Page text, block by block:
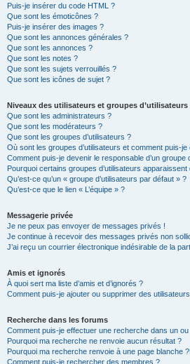
Puis-je insérer du code HTML ?
Que sont les émoticônes ?
Puis-je insérer des images ?
Que sont les annonces générales ?
Que sont les annonces ?
Que sont les notes ?
Que sont les sujets verrouillés ?
Que sont les icônes de sujet ?
Niveaux des utilisateurs et groupes d’utilisateurs
Que sont les administrateurs ?
Que sont les modérateurs ?
Que sont les groupes d’utilisateurs ?
Où sont les groupes d’utilisateurs et comment puis-je
Comment puis-je devenir le responsable d’un groupe
Pourquoi certains groupes d’utilisateurs
Qu’est-ce qu’un « groupe d’utilisateurs par défaut » ?
Qu’est-ce que le lien « L’équipe » ?
Messagerie privée
Je ne peux pas envoyer de messages privés !
Je continue à recevoir des messages privés non
J’ai reçu un courrier électronique indésirable de la
Amis et ignorés
À quoi sert ma liste d’amis et d’ignorés ?
Comment puis-je ajouter ou supprimer des utilisateurs
Recherche dans les forums
Comment puis-je effectuer une recherche dans un
Pourquoi ma recherche ne renvoie aucun résultat ?
Pourquoi ma recherche renvoie à une page blanche ?!
Comment puis-je rechercher des membres ?